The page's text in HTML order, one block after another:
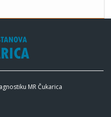
MR Čukarica